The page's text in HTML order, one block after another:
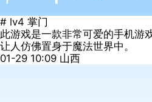
# lv4 掌门
此游戏是一款非常可爱的手机游
让人仿佛置身于魔法世界中。
01-29 10:09 山西